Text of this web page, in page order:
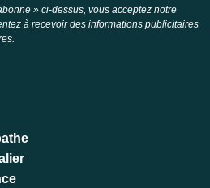
» ci-dessus, vous acceptez notre
à recevoir des informations publicitaires